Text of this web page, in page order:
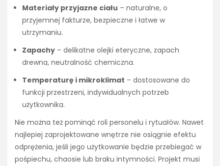
Materiały przyjazne ciału – naturalne, o
przyjemnej fakturze, bezpieczne i łatwe w
utrzymaniu.
Zapachy – delikatne olejki eteryczne, zapach
drewna, neutralność chemiczna.
Temperaturę i mikroklimat – dostosowane do
funkcji przestrzeni, indywidualnych potrzeb
użytkownika.
Nie można też pominąć roli personelu i rytuałów. Nawet
najlepiej zaprojektowane wnętrze nie osiągnie efektu
odprężenia, jeśli jego użytkowanie będzie przebiegać w
pośpiechu, chaosie lub braku intymności. Projekt musi